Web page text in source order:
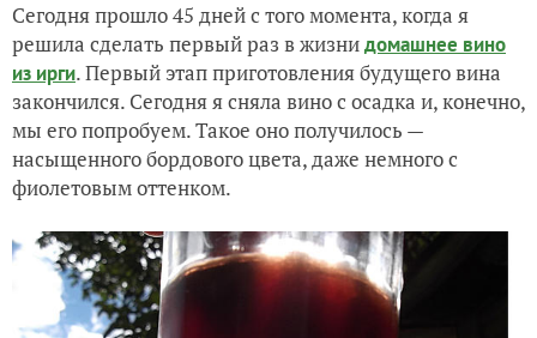
Сегодня прошло 45 дней с того момента, когда я
решила сделать первый раз в жизнидомашнее вино
из ирги. Первый этап приготовления будущего вина
закончился. Сегодня я сняла вино с осадка и, конечно,
мы его попробуем. Такое оно получилось —
насыщенного бордового цвета, даже немного с
фиолетовым оттенком.